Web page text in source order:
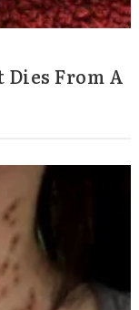
From A